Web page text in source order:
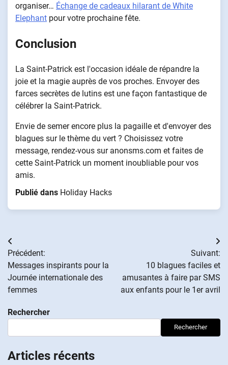
organiser… Échange de cadeaux hilarant de White
Elephant pour votre prochaine fête.
Conclusion
La Saint-Patrick est l'occasion idéale de répandre la
joie et la magie auprès de vos proches. Envoyer des
farces secrètes de lutins est une façon fantastique de
célébrer la Saint-Patrick.
Envie de semer encore plus la pagaille et d'envoyer des
blagues sur le thème du vert ? Choisissez votre
message, rendez-vous sur anonsms.com et faites de
cette Saint-Patrick un moment inoubliable pour vos
amis.
Publié dans Holiday Hacks
Navigation
de
l’article
Précédent:
Messages inspirants pour la
Journée internationale des
femmes
Suivant:
10 blagues faciles et
amusantes à faire par SMS
aux enfants pour le 1er avril
Rechercher
Rechercher
Articles récents